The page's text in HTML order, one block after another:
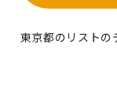
東京都のリストの